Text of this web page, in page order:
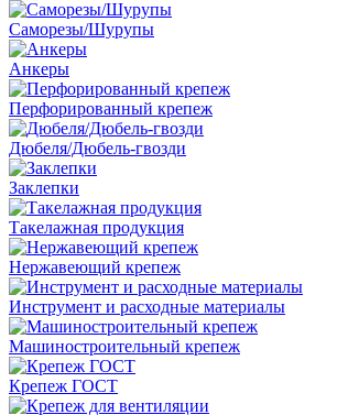
Саморезы/Шурупы
Анкеры
Перфорированный крепеж
Дюбеля/Дюбель-гвозди
Заклепки
Такелажная продукция
Нержавеющий крепеж
Инструмент и расходные материалы
Машиностроительный крепеж
Крепеж ГОСТ